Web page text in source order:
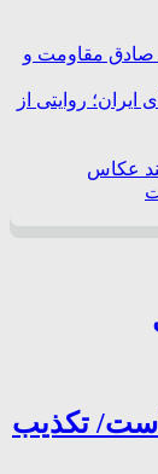
صادق مقاومت و
روایتی از
تکذیب